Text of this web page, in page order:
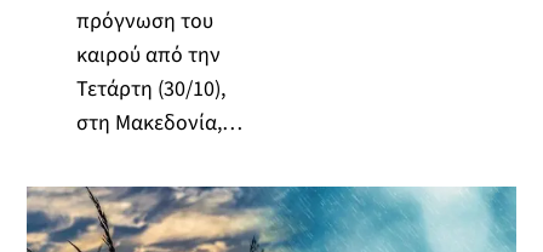
πρόγνωση του
καιρού από την
Τετάρτη (30/10),
στη Μακεδονία,…